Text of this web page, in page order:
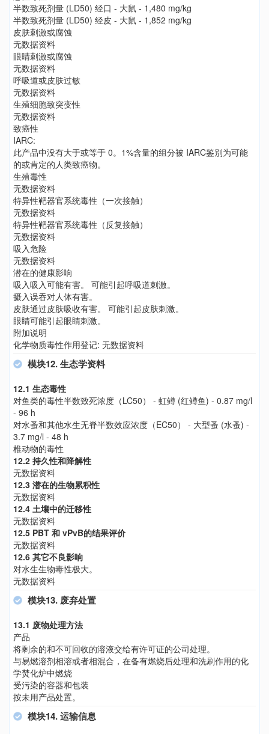
半数致死剂量 (LD50) 经口 - 大鼠 - 1,480 mg/kg
半数致死剂量 (LD50) 经皮 - 大鼠 - 1,852 mg/kg
皮肤刺激或腐蚀
无数据资料
眼睛刺激或腐蚀
无数据资料
呼吸道或皮肤过敏
无数据资料
生殖细胞致突变性
无数据资料
致癌性
IARC:
此产品中没有大于或等于 0。1%含量的组分被 IARC鉴别为可能
的或肯定的人类致癌物。
生殖毒性
无数据资料
特异性靶器官系统毒性（一次接触）
无数据资料
特异性靶器官系统毒性（反复接触）
无数据资料
吸入危险
无数据资料
潜在的健康影响
吸入吸入可能有害。 可能引起呼吸道刺激。
摄入误吞对人体有害。
皮肤通过皮肤吸收有害。 可能引起皮肤刺激。
眼睛可能引起眼睛刺激。
附加说明
化学物质毒性作用登记: 无数据资料
模块12. 生态学资料
12.1 生态毒性
对鱼类的毒性半数致死浓度（LC50） - 虹鳟 (红鳟鱼) - 0.87 mg/l
- 96 h
对水蚤和其他水生无脊半数效应浓度（EC50） - 大型蚤 (水蚤) -
3.7 mg/l - 48 h
椎动物的毒性
12.2 持久性和降解性
无数据资料
12.3 潜在的生物累积性
无数据资料
12.4 土壤中的迁移性
无数据资料
12.5 PBT 和 vPvB的结果评价
无数据资料
12.6 其它不良影响
对水生生物毒性极大。
无数据资料
模块13. 废弃处置
13.1 废物处理方法
产品
将剩余的和不可回收的溶液交给有许可证的公司处理。
与易燃溶剂相溶或者相混合，在备有燃烧后处理和洗刷作用的化
学焚化炉中燃烧
受污染的容器和包装
按未用产品处置。
模块14. 运输信息